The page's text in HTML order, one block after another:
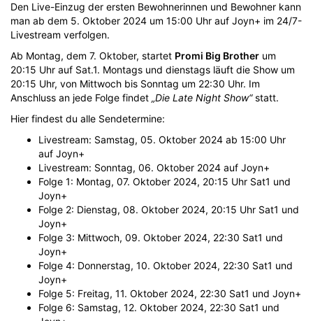
Den Live-Einzug der ersten Bewohnerinnen und Bewohner kann
man ab dem 5. Oktober 2024 um 15:00 Uhr auf Joyn+ im 24/7-
Livestream verfolgen.
Ab Montag, dem 7. Oktober, startet Promi Big Brother um
20:15 Uhr auf Sat.1. Montags und dienstags läuft die Show um
20:15 Uhr, von Mittwoch bis Sonntag um 22:30 Uhr. Im
Anschluss an jede Folge findet „Die Late Night Show“statt.
Hier findest du alle Sendetermine:
Livestream: Samstag, 05. Oktober 2024 ab 15:00 Uhr
auf Joyn+
Livestream: Sonntag, 06. Oktober 2024 auf Joyn+
Folge 1: Montag, 07. Oktober 2024, 20:15 Uhr Sat1 und
Joyn+
Folge 2: Dienstag, 08. Oktober 2024, 20:15 Uhr Sat1 und
Joyn+
Folge 3: Mittwoch, 09. Oktober 2024, 22:30 Sat1 und
Joyn+
Folge 4: Donnerstag, 10. Oktober 2024, 22:30 Sat1 und
Joyn+
Folge 5: Freitag, 11. Oktober 2024, 22:30 Sat1 und Joyn+
Folge 6: Samstag, 12. Oktober 2024, 22:30 Sat1 und